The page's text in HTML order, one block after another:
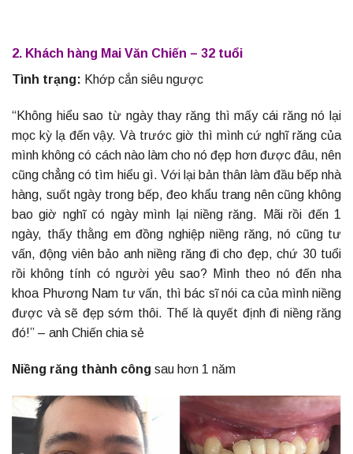
2. Khách hàng Mai Văn Chiến – 32 tuổi
Tình trạng: Khớp cắn siêu ngược
“Không hiểu sao từ ngày thay răng thì mấy cái răng nó lại
mọc kỳ lạ đến vậy. Và trước giờ thì mình cứ nghĩ răng của
mình không có cách nào làm cho nó đẹp hơn được đâu, nên
cũng chẳng có tìm hiểu gì. Với lại bản thân làm đầu bếp nhà
hàng, suốt ngày trong bếp, đeo khẩu trang nên cũng không
bao giờ nghĩ có ngày mình lại niềng răng. Mãi rồi đến 1
ngày, thấy thằng em đồng nghiệp niềng răng, nó cũng tư
vấn, động viên bảo anh niềng răng đi cho đẹp, chứ 30 tuổi
rồi không tính có người yêu sao? Mình theo nó đến nha
khoa Phương Nam tư vấn, thì bác sĩ nói ca của mình niềng
được và sẽ đẹp sớm thôi. Thế là quyết định đi niềng răng
đó!” – anh Chiến chia sẻ
Niềng răng thành công sau hơn 1 năm